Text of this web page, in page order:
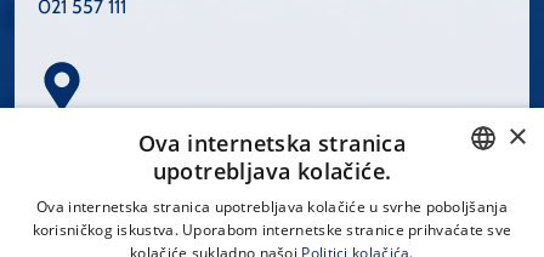
021 557 111
Spinčićeva 1, 21000 Split
CROATIAN
×
Ova internetska stranica
upotrebljava kolačiće.
Ova internetska stranica upotrebljava kolačiće u svrhe poboljšanja
korisničkog iskustva. Uporabom internetske stranice prihvaćate sve
kolačiće sukladno našoj Politici kolačića.